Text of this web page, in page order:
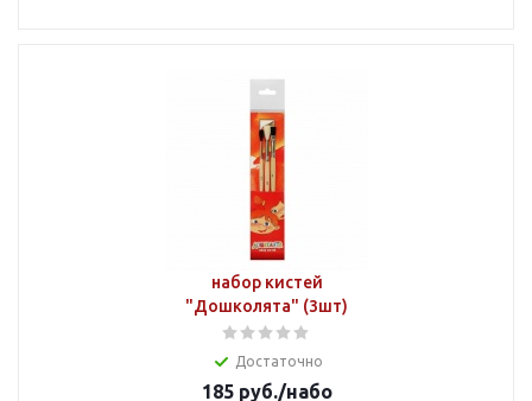
набор кистей
"Дошколята" (3шт)
Достаточно
185руб./набо